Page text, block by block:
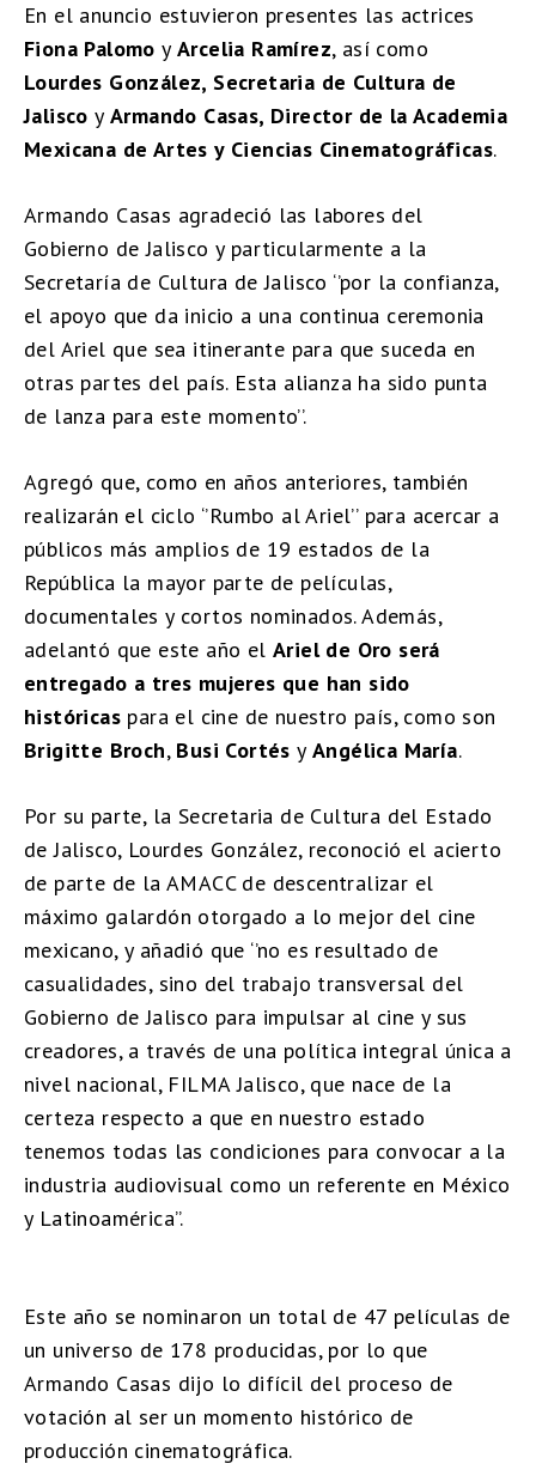
En el anuncio estuvieron presentes las actrices
Fiona Palomo yArcelia Ramírez, así como
Lourdes González, Secretaria de Cultura de
Jalisco yArmando Casas, Director de la Academia
Mexicana de Artes y Ciencias Cinematográficas.
Armando Casas agradeció las labores del
Gobierno de Jalisco y particularmente a la
Secretaría de Cultura de Jalisco ‘’por la confianza,
el apoyo que da inicio a una continua ceremonia
del Ariel que sea itinerante para que suceda en
otras partes del país. Esta alianza ha sido punta
de lanza para este momento’’.
Agregó que, como en años anteriores, también
realizarán el ciclo ‘’Rumbo al Ariel’’ para acercar a
públicos más amplios de 19 estados de la
República la mayor parte de películas,
documentales y cortos nominados. Además,
adelantó que este año el Ariel de Oro será
entregado a tres mujeres que han sido
históricas para el cine de nuestro país, como son
Brigitte Broch, Busi Cortés yAngélica María.
Por su parte, la Secretaria de Cultura del Estado
de Jalisco, Lourdes González, reconoció el acierto
de parte de la AMACC de descentralizar el
máximo galardón otorgado a lo mejor del cine
mexicano, y añadió que ‘’no es resultado de
casualidades, sino del trabajo transversal del
Gobierno de Jalisco para impulsar al cine y sus
creadores, a través de una política integral única a
nivel nacional, FILMA Jalisco, que nace de la
certeza respecto a que en nuestro estado
tenemos todas las condiciones para convocar a la
industria audiovisual como un referente en México
y Latinoamérica”.
Este año se nominaron un total de 47 películas de
un universo de 178 producidas, por lo que
Armando Casas dijo lo difícil del proceso de
votación al ser un momento histórico de
producción cinematográfica.